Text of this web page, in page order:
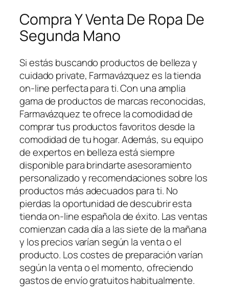
Compra Y Venta De Ropa De
Segunda Mano
Si estás buscando productos de belleza y
cuidado private, Farmavázquez es la tienda
on-line perfecta para ti. Con una amplia
gama de productos de marcas reconocidas,
Farmavázquez te ofrece la comodidad de
comprar tus productos favoritos desde la
comodidad de tu hogar. Además, su equipo
de expertos en belleza está siempre
disponible para brindarte asesoramiento
personalizado y recomendaciones sobre los
productos más adecuados para ti. No
pierdas la oportunidad de descubrir esta
tienda on-line española de éxito. Las ventas
comienzan cada día a las siete de la mañana
y los precios varían según la venta o el
producto. Los costes de preparación varían
según la venta o el momento, ofreciendo
gastos de envío gratuitos habitualmente.